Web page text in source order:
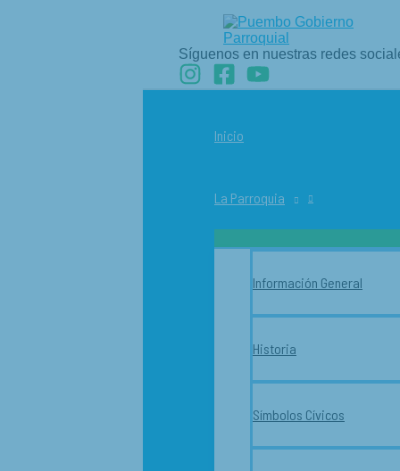
Síguenos en nuestras redes
Inicio
La Parroquia
Información General
Historia
Símbolos Cívicos